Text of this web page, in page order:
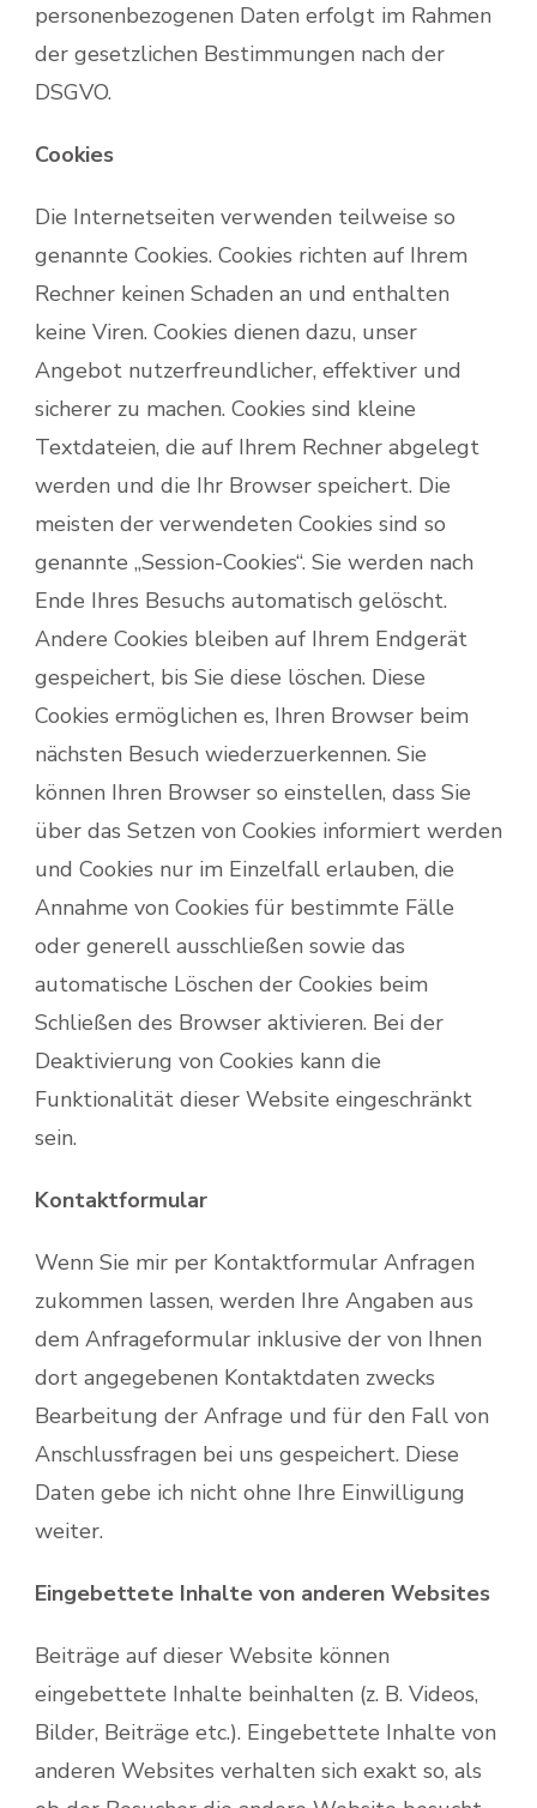
personenbezogenen Daten erfolgt im Rahmen
der gesetzlichen Bestimmungen nach der
DSGVO.
Cookies
Die Internetseiten verwenden teilweise so
genannte Cookies. Cookies richten auf Ihrem
Rechner keinen Schaden an und enthalten
keine Viren. Cookies dienen dazu, unser
Angebot nutzerfreundlicher, effektiver und
sicherer zu machen. Cookies sind kleine
Textdateien, die auf Ihrem Rechner abgelegt
werden und die Ihr Browser speichert. Die
meisten der verwendeten Cookies sind so
genannte „Session-Cookies“. Sie werden nach
Ende Ihres Besuchs automatisch gelöscht.
Andere Cookies bleiben auf Ihrem Endgerät
gespeichert, bis Sie diese löschen. Diese
Cookies ermöglichen es, Ihren Browser beim
nächsten Besuch wiederzuerkennen. Sie
können Ihren Browser so einstellen, dass Sie
über das Setzen von Cookies informiert werden
und Cookies nur im Einzelfall erlauben, die
Annahme von Cookies für bestimmte Fälle
oder generell ausschließen sowie das
automatische Löschen der Cookies beim
Schließen des Browser aktivieren. Bei der
Deaktivierung von Cookies kann die
Funktionalität dieser Website eingeschränkt
sein.
Kontaktformular
Wenn Sie mir per Kontaktformular Anfragen
zukommen lassen, werden Ihre Angaben aus
dem Anfrageformular inklusive der von Ihnen
dort angegebenen Kontaktdaten zwecks
Bearbeitung der Anfrage und für den Fall von
Anschlussfragen bei uns gespeichert. Diese
Daten gebe ich nicht ohne Ihre Einwilligung
weiter.
Eingebettete Inhalte von anderen Websites
Beiträge auf dieser Website können
eingebettete Inhalte beinhalten (z. B. Videos,
Bilder, Beiträge etc.). Eingebettete Inhalte von
anderen Websites verhalten sich exakt so, als